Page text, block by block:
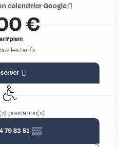
calendrier Google
€
plein
les tarifs
Accès handicapés
prestation(s)
79 83 51 ▒▒